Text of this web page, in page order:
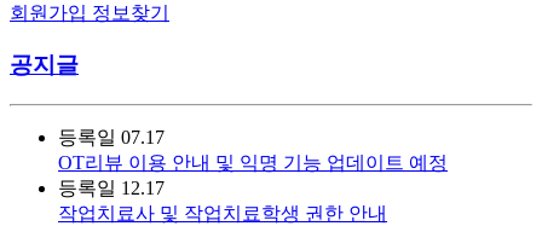
회원가입 정보찾기
공지글
등록일 07.17
OT리뷰 이용 안내 및 익명 기능 업데이트 예정
등록일 12.17
작업치료사 및 작업치료학생 권한 안내